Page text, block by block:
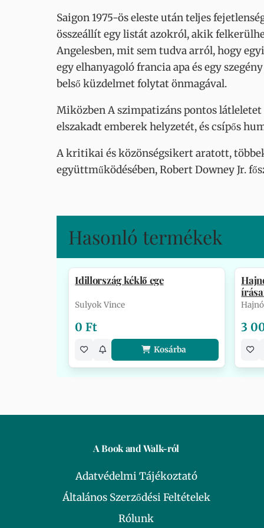
Saigon 1975-ös eleste után teljes
összeállít egy listát azokról, akik
Angelesben, mit sem tudva arról, hogy
egy elhanyagoló francia apa és egy
belső küzdelmet folytat önmagával.
Miközben A szimpatizáns pontos
elszakadt emberek helyzetét, és csípős
A kritikai és közönségsikert aratott,
együttműködésében, Robert Downey Jr.
Hasonló termékek
Idillország kéklő ege
Sulyok Vince
0 Ft
Kosárba
3
A Book and Walk-ról
Adatvédelmi Tájékoztató
Általános Szerződési Feltételek
Rólunk